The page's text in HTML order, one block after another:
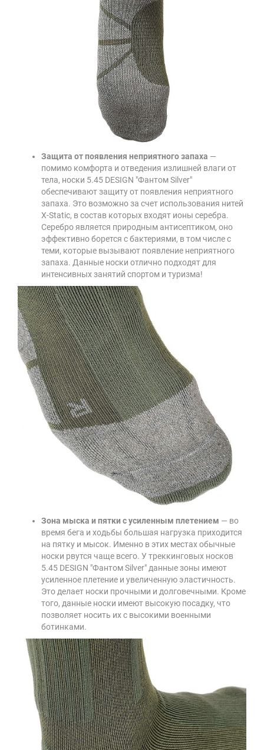
Защита от появления неприятного запаха —
помимо комфорта и отведения излишней влаги от
тела, носки 5.45 DESIGN "Фантом Silver"
обеспечивают защиту от появления неприятного
запаха. Это возможно за счет использования нитей
X-Static, в состав которых входят ионы серебра.
Серебро является природным антисептиком, оно
эффективно борется с бактериями, в том числе с
теми, которые вызывают появление неприятного
запаха. Данные носки отлично подходят для
интенсивных занятий спортом и туризма!
Зона мыска и пятки с усиленным плетением — во
время бега и ходьбы большая нагрузка приходится
на пятку и мысок. Именно в этих местах обычные
носки рвутся чаще всего. У треккинговых носков
5.45 DESIGN "Фантом Silver" данные зоны имеют
усиленное плетение и увеличенную эластичность.
Это делает носки прочными и долговечными. Кроме
того, данные носки имеют высокую посадку, что
позволяет носить их с высокими военными
ботинками.